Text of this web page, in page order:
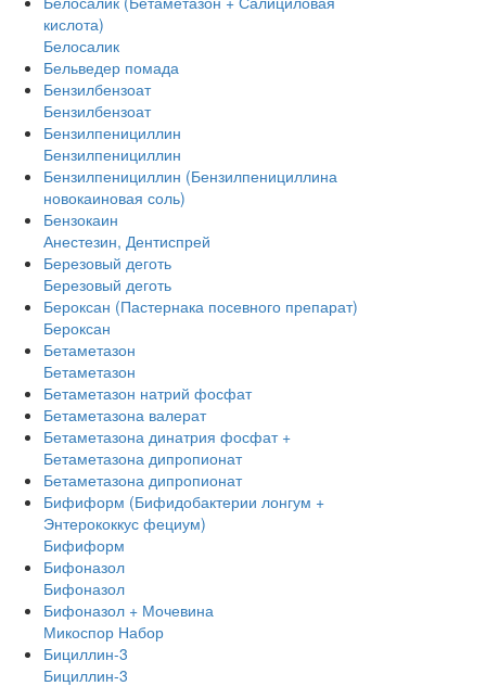
кислота)
Белосалик
Бельведер помада
Бензилбензоат
Бензилбензоат
Бензилпенициллин
Бензилпенициллин
Бензилпенициллин (Бензилпенициллина
новокаиновая соль)
Бензокаин
Анестезин, Дентиспрей
Березовый деготь
Березовый деготь
Бероксан (Пастернака посевного препарат)
Бероксан
Бетаметазон
Бетаметазон
Бетаметазон натрий фосфат
Бетаметазона валерат
Бетаметазона динатрия фосфат +
Бетаметазона дипропионат
Бетаметазона дипропионат
Бифиформ (Бифидобактерии лонгум +
Энтерококкус фециум)
Бифиформ
Бифоназол
Бифоназол
Бифоназол + Мочевина
Микоспор Набор
Бициллин-3
Бициллин-3